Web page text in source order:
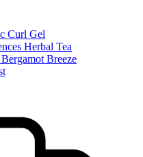
Curl Gel
Herbal Tea
Breeze